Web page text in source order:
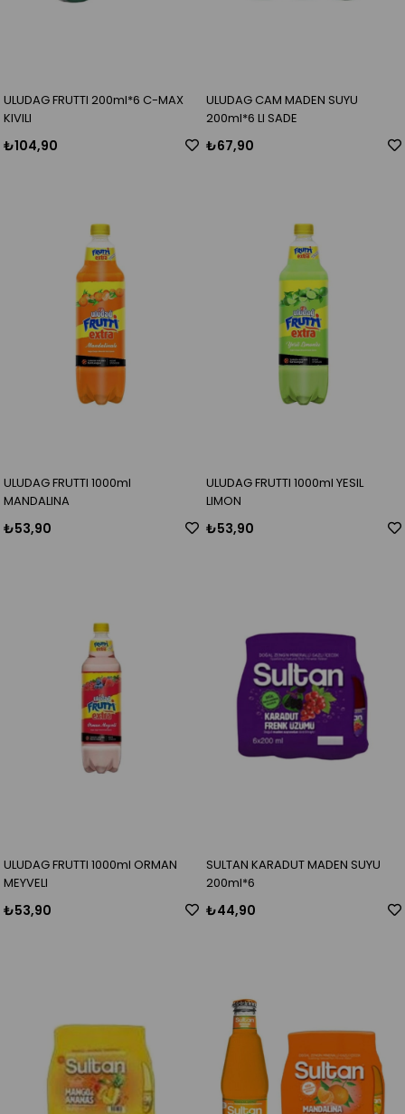
ULUDAG FRUTTI 200ml*6 C-MAX
KIVILI
₺104,90
ULUDAG CAM MADEN SUYU
200ml*6 LI SADE
₺67,90
ULUDAG FRUTTI 1000ml
MANDALINA
₺53,90
ULUDAG FRUTTI 1000ml YESIL
LIMON
₺53,90
ULUDAG FRUTTI 1000ml ORMAN
MEYVELI
₺53,90
SULTAN KARADUT MADEN SUYU
200ml*6
₺44,90